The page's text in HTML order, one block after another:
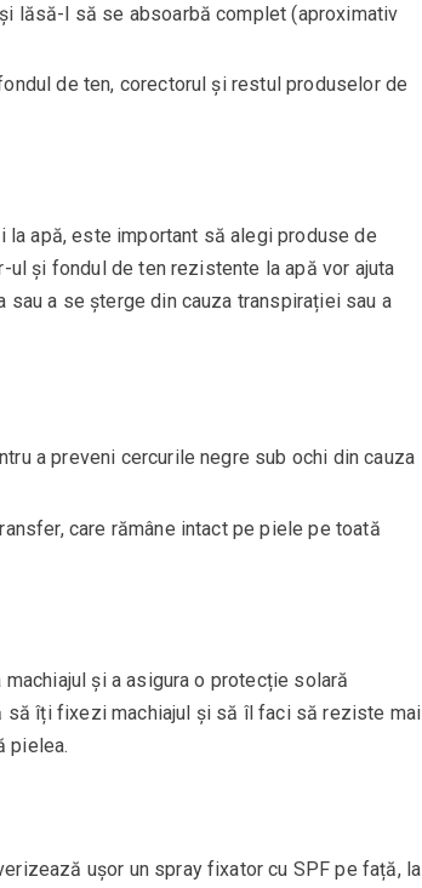
lăsă-l să se absoarbă complet (aproximativ
de ten, corectorul și restul produselor de
apă, este important să alegi produse de
ul și fondul de ten rezistente la apă vor ajuta
a se șterge din cauza transpirației sau a
a preveni cercurile negre sub ochi din cauza
care rămâne intact pe piele pe toată
și a asigura o protecție solară
să îți fixezi machiajul și să îl faci să reziste mai
pielea.
ușor un spray fixator cu SPF pe față, la